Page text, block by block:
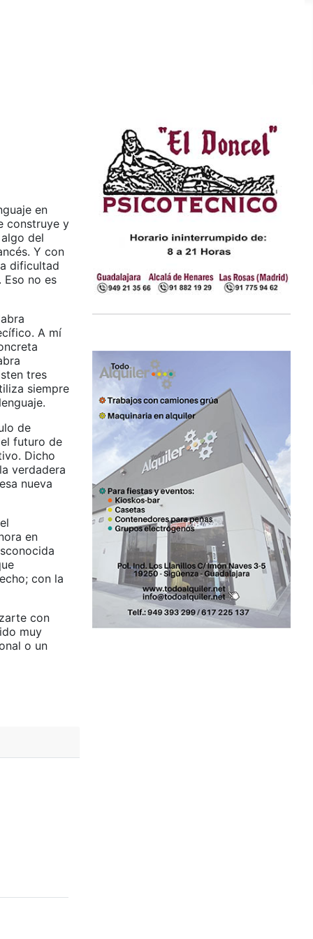
en
construye y
del
Y con
dificultad
Eso no es
A mí
tres
siempre
de
futuro de
Dicho
verdadera
nueva
en
con la
con
muy
o un